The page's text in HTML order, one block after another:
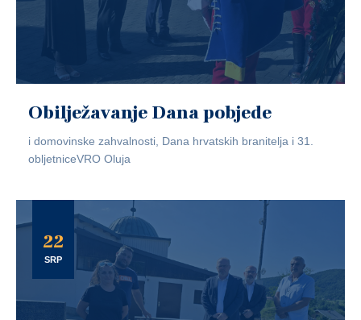
Obilježavanje Dana pobjede
i domovinske zahvalnosti, Dana hrvatskih branitelja i 31.
obljetniceVRO Oluja
22
SRP